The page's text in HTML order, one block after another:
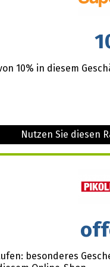
10% in diesem
Nutzen Sie diesen
besonderes